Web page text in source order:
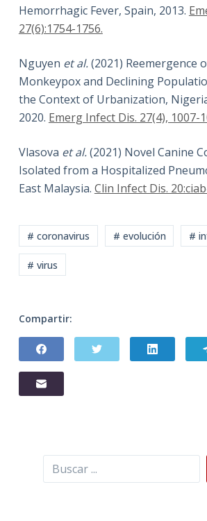
Hemorrhagic Fever, Spain, 2013.
27(6):1754-1756.
Nguyen et al.(2021) Reemergence
Monkeypox and Declining
the Context of Urbanization,
2020. Emerg Infect Dis. 27(4), 1007-
Vlasova et al.(2021) Novel Canine
Isolated from a Hospitalized
East Malaysia. Clin Infect Dis.
# coronavirus # evolución #
# virus
Compartir:
Buscar